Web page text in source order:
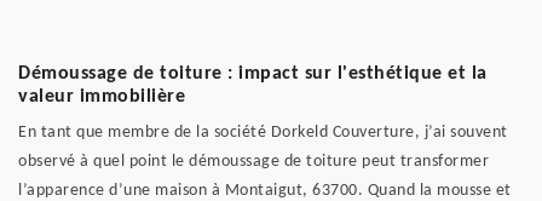
Démoussage de toiture : impact sur l'esthétique et la
valeur immobilière
En tant que membre de la société Dorkeld Couverture, j’ai souvent
observé à quel point le démoussage de toiture peut transformer
l’apparence d’une maison à Montaigut, 63700. Quand la mousse et